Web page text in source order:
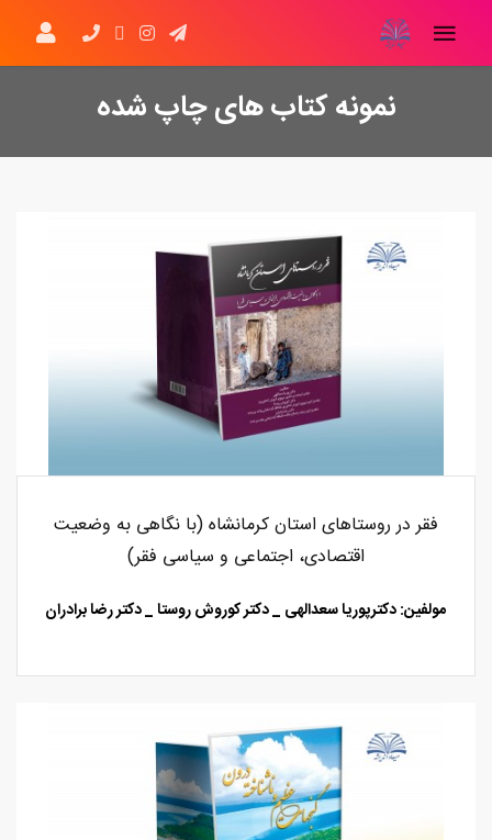
نمونه کتاب های چاپ شده
فقر در روستاهای استان کرمانشاه (با نگاهی به وضعیت
اقتصادی، اجتماعی و سیاسی فقر)
مولفین: دکترپوریا سعدالهی _دکتر کوروش روستا _ دکتر رضا برادران